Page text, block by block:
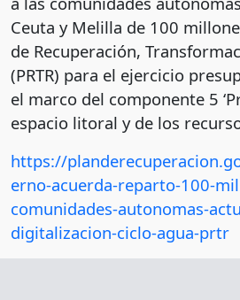
Ceuta y Melilla de 100
de Recuperación,
(PRTR) para el ejercicio
el marco del componente 5
espacio litoral y de los
https://
erno-acuerda-reparto-100-
comunidades-autonomas-
digitalizacion-ciclo-agua-prtr